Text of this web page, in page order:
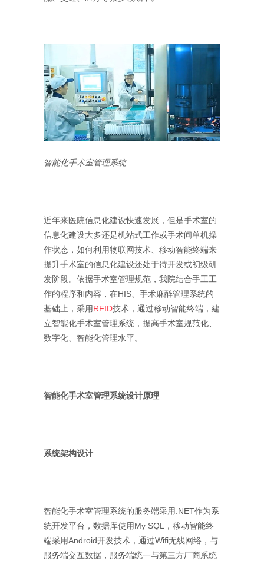
智能化手术室管理系统
近年来医院信息化建设快速发展，但是手术室的
信息化建设大多还是机站式工作或手术间单机操
作状态，如何利用物联网技术、移动智能终端来
提升手术室的信息化建设还处于待开发或初级研
发阶段。依据手术室管理规范，我院结合手工工
作的程序和内容，在HIS、手术麻醉管理系统的
基础上，采用RFID技术，通过移动智能终端，建
立智能化手术室管理系统，提高手术室规范化、
数字化、智能化管理水平。
智能化手术室管理系统设计原理
系统架构设计
智能化手术室管理系统的服务端采用.NET作为系
统开发平台，数据库使用My SQL，移动智能终
端采用Android开发技术，通过Wifi无线网络，与
服务端交互数据，服务端统一与第三方厂商系统